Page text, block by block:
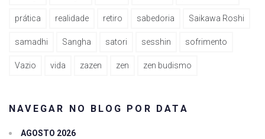
prática realidade retiro sabedoria Saikawa Roshi
samadhi Sangha satori sesshin sofrimento
Vazio vida zazen zen zen budismo
NAVEGAR NO BLOG POR DATA
AGOSTO 2026